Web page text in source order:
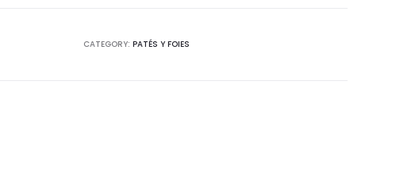
CATEGORY: PATÉS Y FOIES